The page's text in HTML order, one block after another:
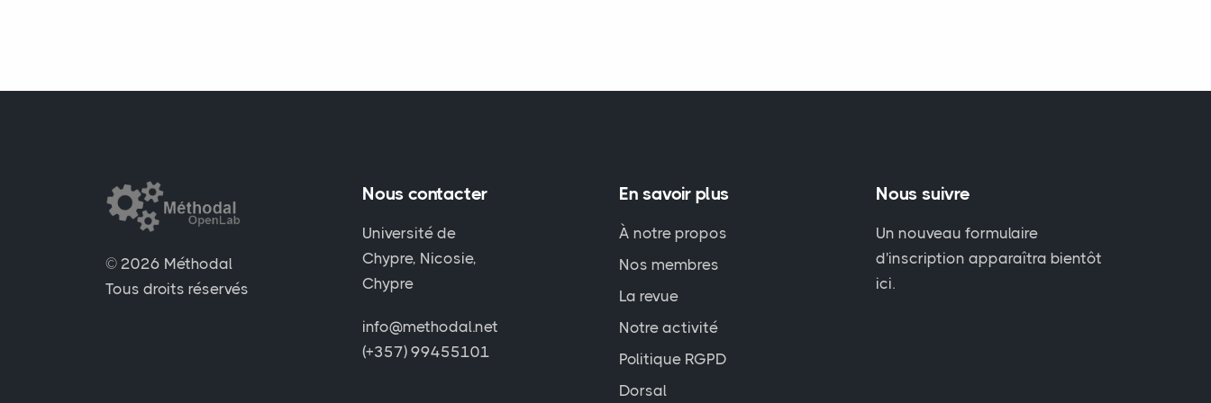
© 2026 Méthodal
Tous droits réservés
Nous contacter
Université de
Chypre, Nicosie,
Chypre
info@methodal.net
(+357) 99455101
En savoir plus
À notre propos
Nos membres
La revue
Notre activité
Politique RGPD
Dorsal
Nous suivre
Un nouveau formulaire
d'inscription apparaîtra bientôt
ici.